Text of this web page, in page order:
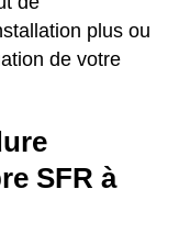
plus ou
de votre
SFR à